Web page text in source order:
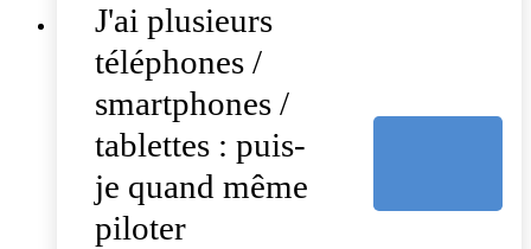
J'ai plusieurs
téléphones /
smartphones /
tablettes : puis-
je quand même
piloter